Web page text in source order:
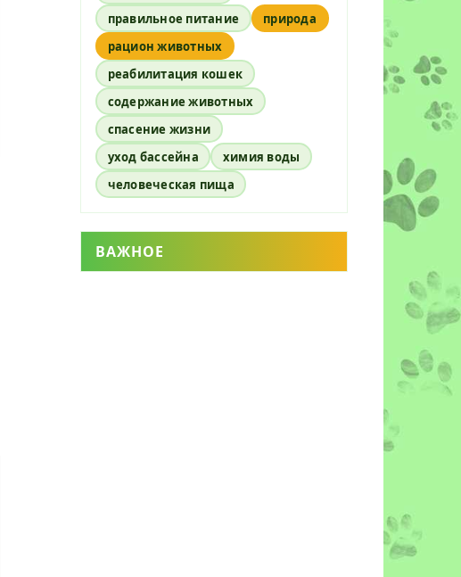
правильное питание
природа
рацион животных
реабилитация кошек
содержание животных
спасение жизни
уход бассейна
химия воды
человеческая пища
ВАЖНОЕ